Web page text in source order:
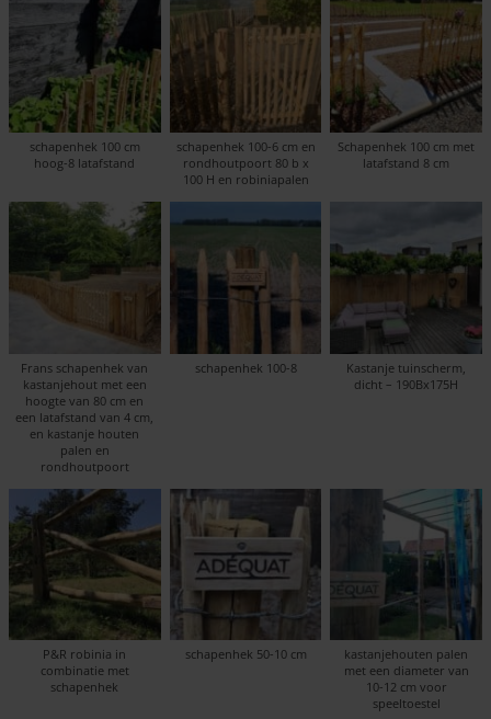
schapenhek 100 cm
hoog-8 latafstand
schapenhek 100-6 cm en
rondhoutpoort 80 b x
100 H en robiniapalen
Schapenhek 100 cm met
latafstand 8 cm
Frans schapenhek van
kastanjehout met een
hoogte van 80 cm en
een latafstand van 4 cm,
en kastanje houten
palen en
rondhoutpoort
schapenhek 100-8
Kastanje tuinscherm,
dicht – 190Bx175H
P&R robinia in
combinatie met
schapenhek
schapenhek 50-10 cm
kastanjehouten palen
met een diameter van
10-12 cm voor
speeltoestel